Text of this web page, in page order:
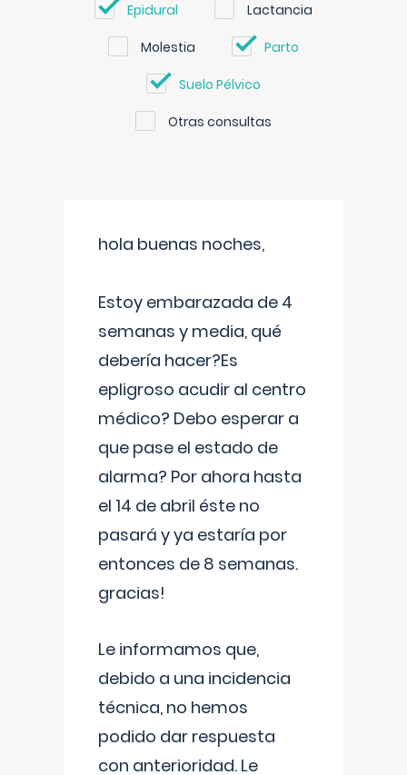
Epidural Lactancia
Molestia Parto
Suelo Pélvico
Otras consultas
hola buenas noches,
Estoy embarazada de 4
semanas y media, qué
debería hacer?Es
epligroso acudir al centro
médico? Debo esperar a
que pase el estado de
alarma? Por ahora hasta
el 14 de abril éste no
pasará y ya estaría por
entonces de 8 semanas.
gracias!
Le informamos que,
debido a una incidencia
técnica, no hemos
podido dar respuesta
con anterioridad. Le